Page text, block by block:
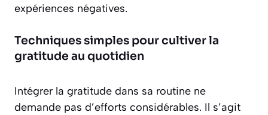
expériences négatives.
Techniques simples pour cultiver la
gratitude au quotidien
Intégrer la gratitude dans sa routine ne
demande pas d’efforts considérables. Il s’agit